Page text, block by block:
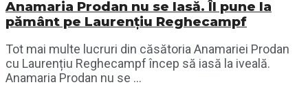
Anamaria Prodan nu se lasă. Îl pune la
pământ pe Laurențiu Reghecampf
Tot mai multe lucruri din căsătoria Anamariei Prodan
cu Laurențiu Reghecampf încep să iasă la iveală.
Anamaria Prodan nu se ...